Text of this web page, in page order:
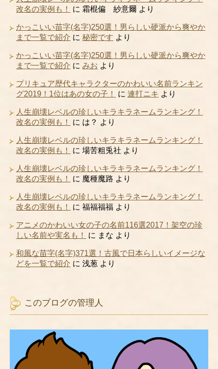
改名の実例も！
に 霜棍偏 紗意爾 より
かっこいい苗字(名字)250選！男らしい硬派から爽やか
まで一覧で紹介 に 秘密です より
かっこいい苗字(名字)250選！男らしい硬派から爽やか
まで一覧で紹介 に みお より
プリキュア歴代キャラクターのかわいい名前ランキン
グ2019！1位はあの女の子！
に 連打ニキ より
人生崩壊レベルの珍しいキラキラネームランキング！
改名の実例も！
に は？ より
人生崩壊レベルの珍しいキラキラネームランキング！
改名の実例も！
に 場苦粗兎社 より
人生崩壊レベルの珍しいキラキラネームランキング！
改名の実例も！
に 魔種魔路 より
人生崩壊レベルの珍しいキラキラネームランキング！
改名の実例も！
に 福福福福 より
アニメのかわいい女の子の名前116選2017！架空の珍
しい名前や実名も！
に まな より
和風な苗字(名字)371選！古風で日本らしいイメージな
どを一覧で紹介 に 浅葱 より
このブログの管理人